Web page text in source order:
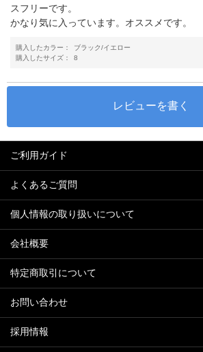
スフリーです。
かなり気に入っています。オススメです。
購入したカラー：
ブラック/イエロー
購入したサイズ：
8
ご利用ガイド
よくあるご質問
個人情報の取り扱いについて
会社概要
特定商取引について
お問い合わせ
採用情報